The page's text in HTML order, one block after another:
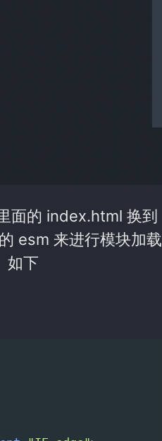
面的 index.html 换到
esm 来进行模块加载
如下